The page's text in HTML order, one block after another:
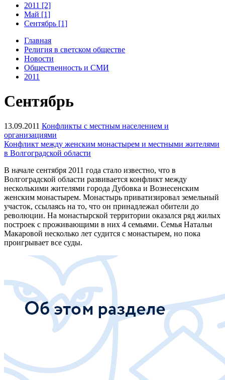
2011 [2]
Май [1]
Сентябрь [1]
Главная
Религия в светском обществе
Новости
Общественность и СМИ
2011
Сентябрь
13.09.2011 Конфликты с местным населением и
организациями
Конфликт между женским монастырем и местными жителями
в Волгоградской области
В начале сентября 2011 года стало известно, что в
Волгоградской области развивается конфликт между
несколькими жителями города Дубовка и Вознесенским
женским монастырем. Монастырь приватизировал земельный
участок, ссылаясь на то, что он принадлежал обители до
революции. На монастырской территории оказался ряд жилых
построек с проживающими в них 4 семьями. Семья Натальи
Макаровой несколько лет судится с монастырем, но пока
проигрывает все суды.